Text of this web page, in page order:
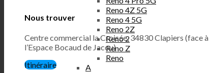
Reno 4Z 5G
Reno 4 5G
Reno 2Z
Reno 2
Reno Z
Reno
A
Nous trouver
Centre commercial la Croisée, 34830 Clapiers (face à
l’Espace Bocaud de Jacou)
Itinéraire